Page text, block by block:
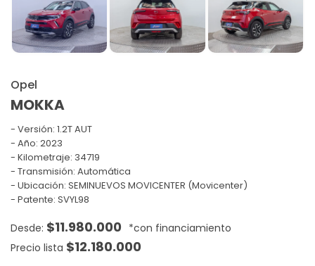
Opel
MOKKA
Versión: 1.2T AUT
Año: 2023
Kilometraje: 34719
Transmisión: Automática
Ubicación: SEMINUEVOS MOVICENTER (Movicenter)
Patente: SVYL98
$11.980.000
Precio lista $12.180.000